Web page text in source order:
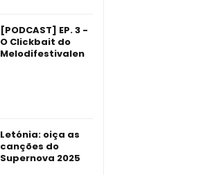
[PODCAST] EP. 3 -
O Clickbait do
Melodifestivalen
Letónia: oiça as
canções do
Supernova 2025